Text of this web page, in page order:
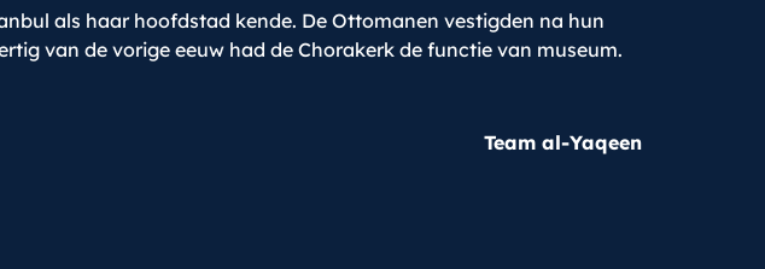
als haar hoofdstad kende. De Ottomanen vestigden na hun
van de vorige eeuw had de Chorakerk de functie van museum.
Team al-Yaqeen